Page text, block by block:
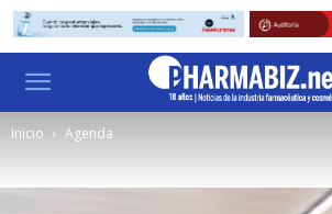
Inicio Agenda